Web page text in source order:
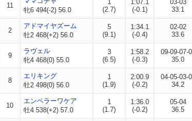
11
牝6 494(-2) 56.0
1
(2.7)
1:07.1
(-0.1)
03-03
33.1
2
アドマイヤズーム
牡2 468(+2) 56.0
5
(9.1)
1:34.1
(-0.4)
02-02
33.6
9
ラヴェル
牝4 468(0) 55.0
3
(6.5)
1:58.2
(-0.3)
09-09-07-
35.0
8
エリキング
牡2 498(0) 56.0
1
(1.9)
2:00.9
(-0.2)
04-05-03-
34.2
10
エンペラーワケア
牡4 538(+2) 57.0
1
(1.7)
1:36.0
(-0.2)
05-04
36.5